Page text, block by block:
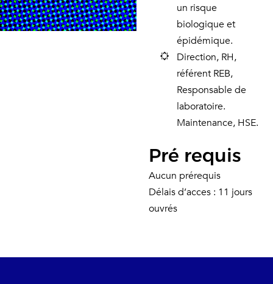
un risque
biologique et
épidémique.
Direction, RH,
référent REB,
Responsable de
laboratoire.
Maintenance, HSE.
Pré requis
Aucun prérequis
Délais d’acces : 11 jours
ouvrés